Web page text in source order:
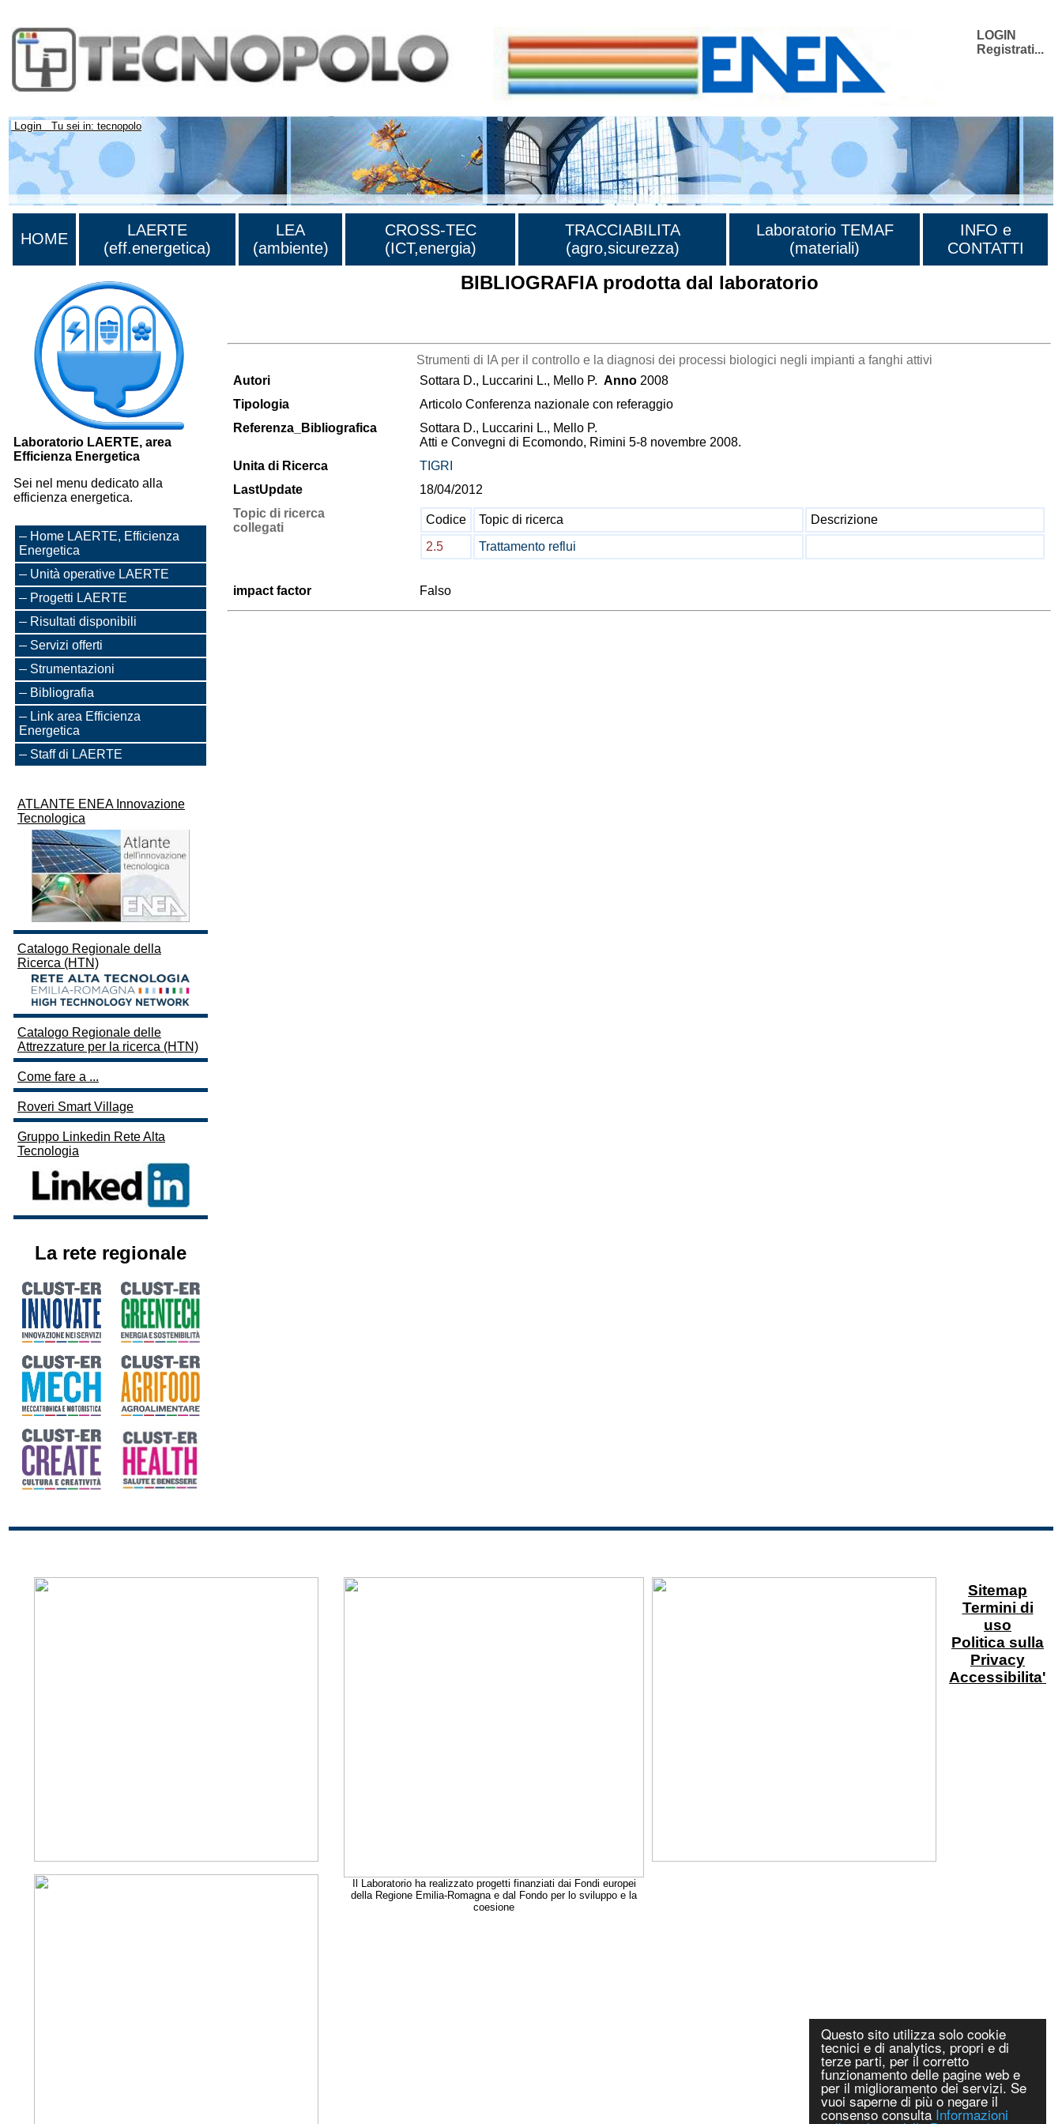
Questo sito utilizza solo cookie
tecnici e di analytics, propri e di
terze parti, per il corretto
funzionamento delle pagine web e
per il miglioramento dei servizi. Se
vuoi saperne di più o negare il
consenso consulta Informazioni
LOGIN
Registrati...
Login Tu sei in: tecnopolo
HOME
LAERTE
(eff.energetica)
LEA
(ambiente)
CROSS-TEC
(ICT,energia)
TRACCIABILITA
(agro,sicurezza)
Laboratorio TEMAF
(materiali)
INFO e
CONTATTI
Laboratorio LAERTE, area
Efficienza Energetica
Sei nel menu dedicato alla
efficienza energetica.
Home LAERTE, Efficienza
Energetica
Unità operative LAERTE
Progetti LAERTE
Risultati disponibili
Servizi offerti
Strumentazioni
Bibliografia
Link area Efficienza
Energetica
Staff di LAERTE
ATLANTE ENEA Innovazione
Tecnologica
Catalogo Regionale della
Ricerca (HTN)
Catalogo Regionale delle
Attrezzature per la ricerca (HTN)
Come fare a ...
Roveri Smart Village
Gruppo Linkedin Rete Alta
Tecnologia
La rete regionale
BIBLIOGRAFIA prodotta dal laboratorio
Strumenti di IA per il controllo e la diagnosi dei processi biologici negli impianti a fanghi attivi
Autori
Sottara D., Luccarini L., Mello P. Anno 2008
Tipologia
Articolo Conferenza nazionale con referaggio
Referenza_Bibliografica
Sottara D., Luccarini L., Mello P.
Atti e Convegni di Ecomondo, Rimini 5-8 novembre 2008.
Unita di Ricerca
TIGRI
LastUpdate
18/04/2012
Topic di ricerca
collegati
Codice Topic di ricerca
Descrizione
2.5
Trattamento reflui
impact factor Falso
Il Laboratorio ha realizzato progetti finanziati dai Fondi europei
della Regione Emilia-Romagna e dal Fondo per lo sviluppo e la
coesione
Sitemap
Termini di
uso
Politica sulla
Privacy
Accessibilita'